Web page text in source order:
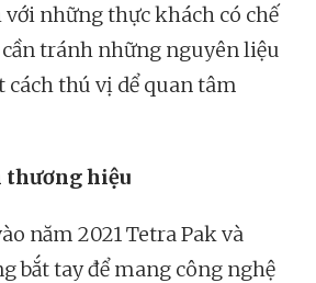
những thực khách có chế
cần tránh những nguyên liệu
cách thú vị dể quan tâm
thương hiệu
năm 2021 Tetra Pak và
bắt tay để mang công nghệ